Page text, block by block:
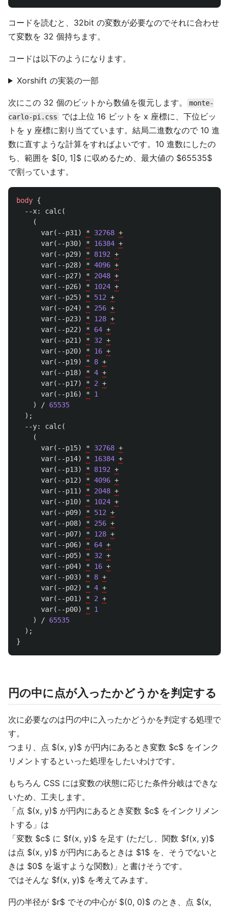
コードを読むと、32bit の変数が必要なのでそれに合わせ
て変数を 32 個持ちます。
コードは以下のようになります。
Xorshift の実装の一部
次にこの 32 個のビットから数値を復元します。
monte-
carlo-pi.css
では上位 16 ビットを x 座標に、下位ビッ
トを y 座標に割り当てています。結局二進数なので 10 進
数に直すような計算をすればよいです。10 進数にしたの
ち、範囲を $[0, 1]$ に収めるため、最大値の $65535$
で割っています。
body {
--x: calc(
(
var( --p31 ) * 32768 +
var( --p30) * 16384 +
var( --p29) * 8192 +
var( --p28) * 4096 +
var( --p27) * 2048 +
var( --p26) * 1024 +
var( --p25) * 512 +
var( --p24) * 256 +
var( --p23) * 128 +
var( --p22) * 64 +
var( --p21 ) * 32 +
var( --p20) * 16 +
var( --p19) * 8 +
var( --p18) * 4 +
var( --p17) * 2 +
var( --p16) *
1
)
/ 65535
);
--y: calc(
(
var( --p15) * 32768 +
var( --p14) * 16384 +
var( --p13) * 8192 +
var( --p12) * 4096 +
var( --p11 ) * 2048 +
var( --p10) * 1024 +
var( --p09) * 512 +
var( --p08) * 256 +
var( --p07) * 128 +
var( --p06) * 64 +
var( --p05) * 32 +
var( --p04) * 16 +
var( --p03) * 8 +
var( --p02) * 4 +
var( --p01 ) * 2 +
var( --p00) *
1
)
/ 65535
);
}
円の中に点が入ったかどうかを判定する
次に必要なのは円の中に入ったかどうかを判定する処理で
す。
つまり、点 $(x, y)$ が円内にあるとき変数 $c$ をインク
リメントするといった処理をしたいわけです。
もちろん CSS には変数の状態に応じた条件分岐はできな
いため、工夫します。
「点 $(x, y)$ が円内にあるとき変数 $c$ をインクリメン
トする」は
「変数 $c$ に $f(x, y)$ を足す (ただし、関数 $f(x, y)$
は点 $(x, y)$ が円内にあるときは $1$ を、そうでないと
きは $0$ を返すような関数)」と書けそうです。
ではそんな $f(x, y)$ を考えてみます。
円の半径が $r$ でその中心が $(0, 0)$ のとき、点 $(x,